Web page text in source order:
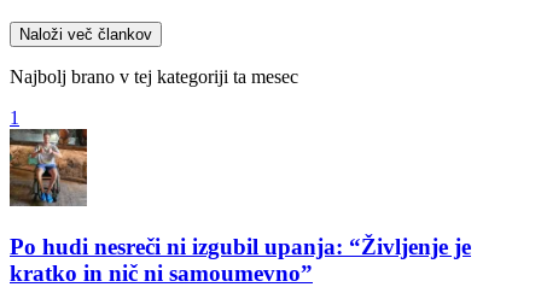
Naloži več člankov
Najbolj brano v tej kategoriji ta mesec
1
Po hudi nesreči ni izgubil upanja: “Življenje je
kratko in nič ni samoumevno”